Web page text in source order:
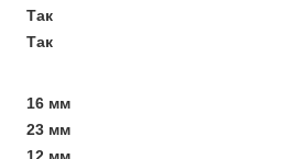
Так
Так
16 мм
23 мм